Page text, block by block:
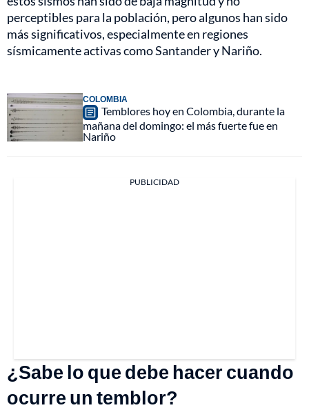
perceptibles para la población, pero algunos han sido
más significativos, especialmente en regiones
sísmicamente activas como Santander y Nariño.
COLOMBIA
Temblores hoy en Colombia, durante la
mañana del domingo: el más fuerte fue en
Nariño
PUBLICIDAD
¿Sabe lo que debe hacer cuando
ocurre un temblor?